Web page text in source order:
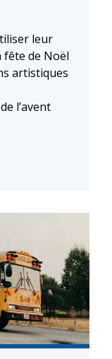
leur
fête de Noël
artistiques
l’avent